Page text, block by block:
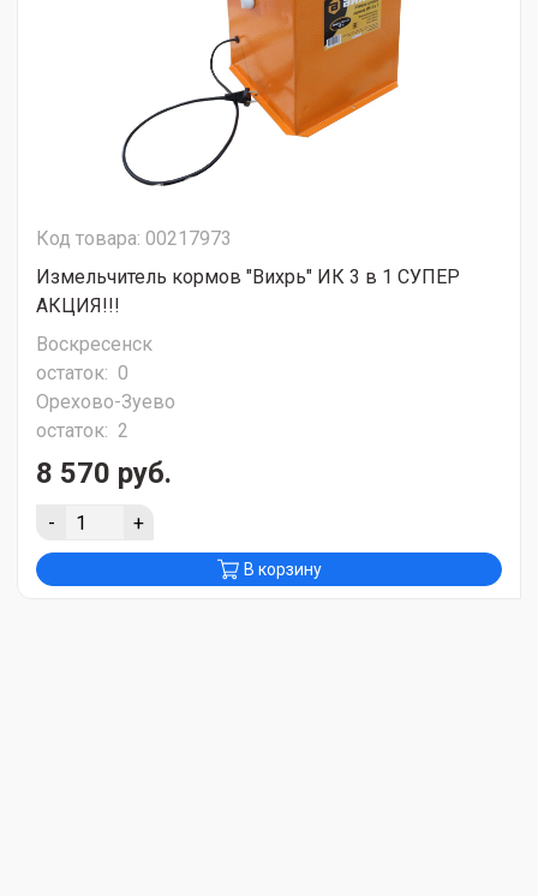
Код товара: 00217973
Измельчитель кормов "Вихрь" ИК 3 в 1 СУПЕР
АКЦИЯ!!!
Воскресенск
остаток: 0
Орехово-Зуево
остаток: 2
8 570 руб.
- +
В корзину